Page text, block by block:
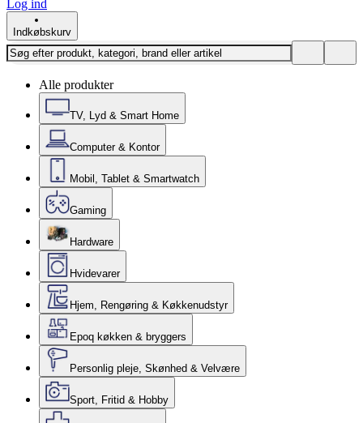
Log ind
Indkøbskurv
Alle produkter
TV, Lyd & Smart Home
Computer & Kontor
Mobil, Tablet & Smartwatch
Gaming
Hardware
Hvidevarer
Hjem, Rengøring & Køkkenudstyr
Epoq køkken & bryggers
Personlig pleje, Skønhed & Velvære
Sport, Fritid & Hobby